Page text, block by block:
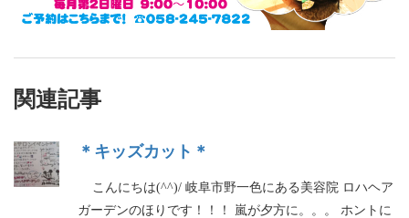
関連記事
＊キッズカット＊
こんにちは(^^)/ 岐阜市野一色にある美容院 ロハヘア
ガーデンのほりです！！！ 嵐が夕方に。。。 ホントに